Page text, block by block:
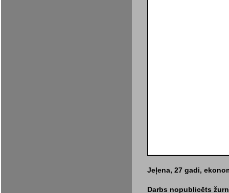
Jeļena, 27 gadi,
Darbs nopublicēts